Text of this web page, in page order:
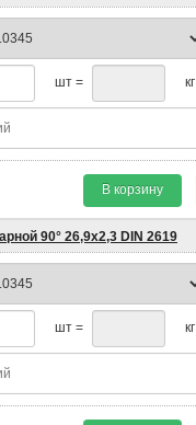
шт = кг
В корзину
90° 26,9х2,3 DIN 2619
шт = кг